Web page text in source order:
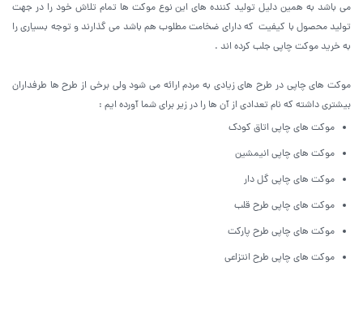
می باشد به همین دلیل تولید کننده های این نوع موکت ها تمام تلاش خود را در جهت
تولید محصول با کیفیت که دارای ضخامت مطلوب هم باشد می گذارند و توجه بسیاری را
به خرید موکت چاپی جلب کرده اند .
موکت های چاپی در طرح های زیادی به مردم ارائه می شود ولی برخی از طرح ها طرفداران
بیشتری داشته که نام تعدادی از آن ها را در زیر برای شما آورده ایم :
موکت های چاپی اتاق کودک
موکت های چاپی انیمشین
موکت های چاپی گل دار
موکت های چاپی طرح قلب
موکت های چاپی طرح پارکت
موکت های چاپی طرح انتزاعی